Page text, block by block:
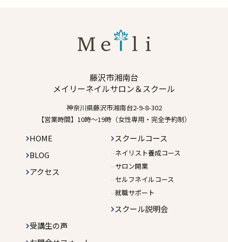
藤沢市湘南台
メイリーネイルサロン＆スクール
神奈川県藤沢市湘南台2-9-8-302
【営業時間】10時〜19時（女性専用・完全予約制）
HOME
BLOG
アクセス
スクールコース
ネイリスト養成コース
サロン開業
セルフネイルコース
就職サポート
スクール説明会
受講生の声